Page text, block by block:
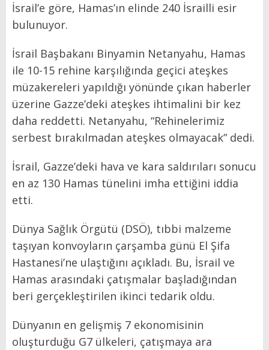
İsrail’e göre, Hamas’ın elinde 240 İsrailli esir
bulunuyor.
İsrail Başbakanı Binyamin Netanyahu, Hamas
ile 10-15 rehine karşılığında geçici ateşkes
müzakereleri yapıldığı yönünde çıkan haberler
üzerine Gazze’deki ateşkes ihtimalini bir kez
daha reddetti. Netanyahu, “Rehinelerimiz
serbest bırakılmadan ateşkes olmayacak” dedi.
İsrail, Gazze’deki hava ve kara saldırıları sonucu
en az 130 Hamas tünelini imha ettiğini iddia
etti.
Dünya Sağlık Örgütü (DSÖ), tıbbi malzeme
taşıyan konvoyların çarşamba günü El Şifa
Hastanesi’ne ulaştığını açıkladı. Bu, İsrail ve
Hamas arasındaki çatışmalar başladığından
beri gerçekleştirilen ikinci tedarik oldu.
Dünyanın en gelişmiş 7 ekonomisinin
oluşturduğu G7 ülkeleri, çatışmaya ara